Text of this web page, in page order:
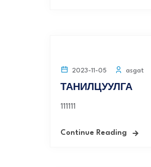
2023-11-05 asgat
ТАНИЛЦУУЛГА
111111
Continue Reading